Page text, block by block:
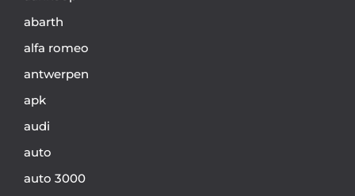
abarth
alfa romeo
antwerpen
apk
audi
auto
auto 3000